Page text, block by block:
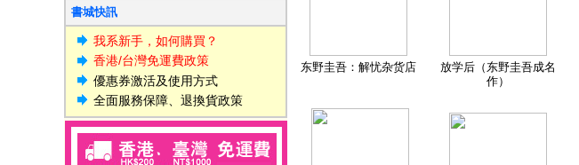
書城快訊
我系新手，如何購買？
香港/台灣免運費政策
優惠券激活及使用方式
全面服務保障、退換貨政策
东野圭吾：解忧杂货店
放学后（东野圭吾成名
作）